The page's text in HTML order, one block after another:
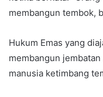
membangun tembok,
Hukum Emas yang
membangun
manusia ketimbang